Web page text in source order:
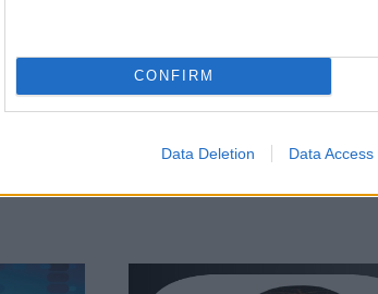
CONFIRM
Data Deletion Data Access
Aκολουθήστε μας
παντού…